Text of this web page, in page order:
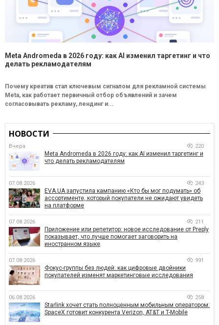
Meta Andromeda в 2026 году: как AI изменил таргетинг и что
делать рекламодателям
Почему креатив стал ключевым сигналом для рекламной системы
Meta, как работает первичный отбор объявлений и зачем
согласовывать рекламу, лендинг и...
НОВОСТИ
Вчера 220
Meta Andromeda в 2026 году: как AI изменил таргетинг и
что делать рекламодателям
07.08.2026 243
EVA.UA запустила кампанию «Кто бы мог подумать» об
ассортименте, который покупатели не ожидают увидеть
на платформе
07.08.2026 211
Приложение или репетитор: новое исследование от Preply
показывает, что лучше помогает заговорить на
иностранном языке
07.08.2026 991
Фокус-группы без людей: как цифровые двойники
покупателей изменят маркетинговые исследования
06.08.2026 258
Starlink хочет стать полноценным мобильным оператором:
SpaceX готовит конкурента Verizon, AT&T и T-Mobile